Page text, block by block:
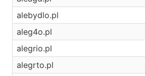
alebydlo.pl
aleg4o.pl
alegrio.pl
alegrto.pl